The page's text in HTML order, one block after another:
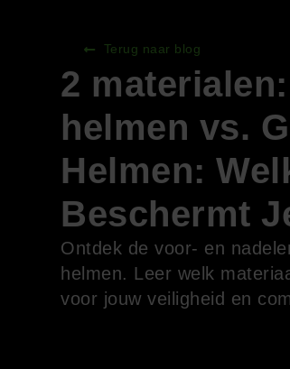
Terug naar blog
2
helmen vs.
Helmen:
Beschermt
Ontdek de voor- en
helmen. Leer welk
voor jouw veiligheid en